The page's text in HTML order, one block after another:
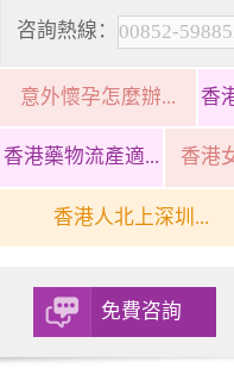
咨詢熱線：
意外懷孕怎麼辦... 香
香港藥物流產適... 香港
香港人北上深圳...
免費咨詢